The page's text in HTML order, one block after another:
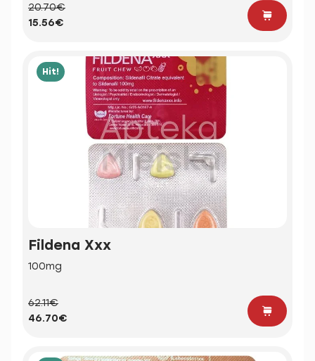
20.70€
15.56€
Hit!
Fildena Xxx
100mg
62.11€
46.70€